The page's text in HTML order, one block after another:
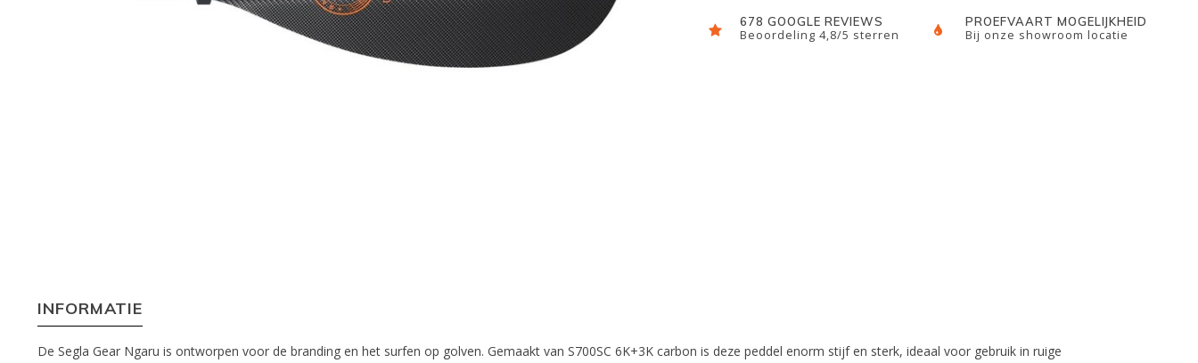
678 GOOGLE REVIEWS
Beoordeling 4,8/5 sterren
PROEFVAART MOGELIJKHEID
Bij onze showroom locatie
INFORMATIE
De Segla Gear Ngaru is ontworpen voor de branding en het surfen op golven. Gemaakt van S700SC 6K+3K carbon is deze peddel enorm stijf en sterk, ideaal voor gebruik in ruige